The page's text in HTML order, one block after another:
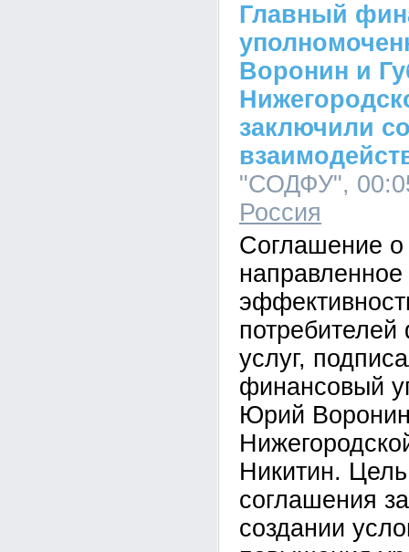
Главный
Воронин и
заключили
"СОДФУ",
Россия
Соглашение о
услуг,
финансовый
Юрий
Никитин.
соглашения
создании